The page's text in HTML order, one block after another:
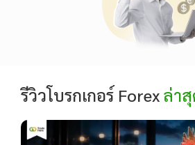
รีวิวโบรกเกอร์ Forexล่า